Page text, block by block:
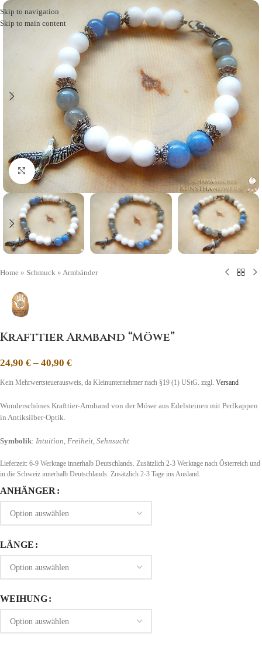
Skip to navigation
Skip to main content
Click to enlarge
Home » Schmuck » Armbänder
Krafttier Armband “Möwe”
24,90 €– 40,90 €
Kein Mehrwertsteuerausweis, da Kleinunternehmer nach §19 (1) UStG. zzgl. Versand
Wunderschönes Krafttier-Armband von der Möwe aus Edelsteinen mit Perlkappen
in Antiksilber-Optik.
Symbolik: Intuition, Freiheit Sehnsucht
Lieferzeit: 6-9 Werktage innerhalb Deutschlands. Zusätzlich 2-3 Werktage nach Österreich und
in die Schweiz innerhalb Deutschlands. Zusätzlich 2-3 Tage ins Ausland.
ANHÄNGER
LÄNGE
WEIHUNG